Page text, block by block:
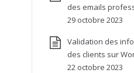
des emails
29 octobre 2023
Validation des
des clients sur
22 octobre 2023